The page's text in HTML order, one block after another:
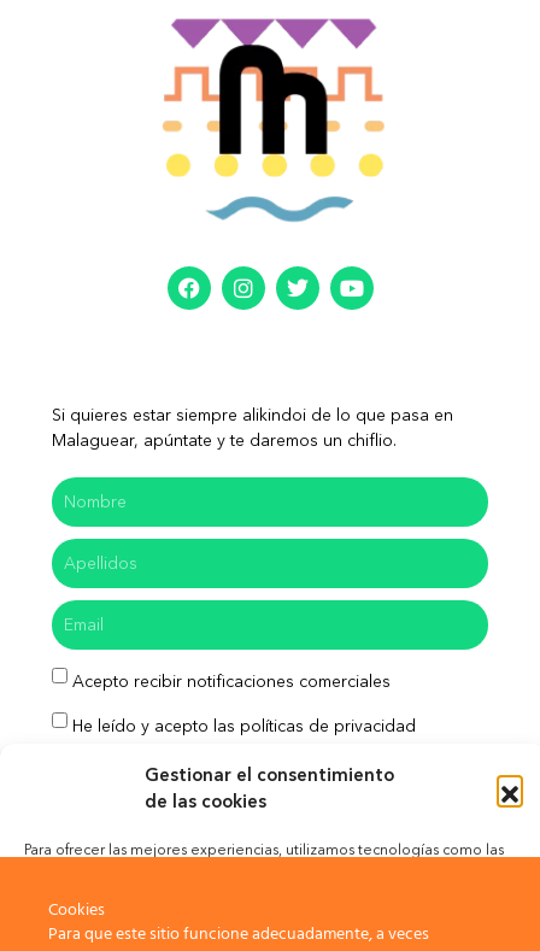
Gestionar el consentimiento
de las cookies
Para ofrecer las mejores experiencias, utilizamos tecnologías como las
el comportamiento de navegación o las identificaciones únicas en este
sitio. No consentir o retirar el consentimiento, puede afectar
Si quieres estar siempre alikindoi de lo que pasa en
Malaguear, apúntate y te daremos un chiflio.
Acepto recibir notificaciones comerciales
He leído y acepto las políticas de privacidad
Cookies
Para que este sitio funcione adecuadamente, a veces